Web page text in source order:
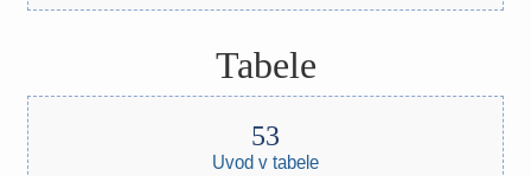
Tabele
Uvod v tabele